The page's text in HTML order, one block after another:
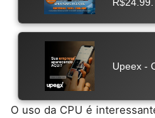
O uso da CPU é